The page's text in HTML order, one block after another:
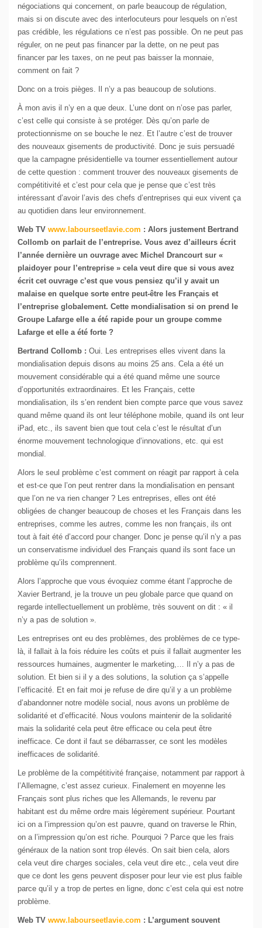
négociations qui concernent, on parle beaucoup de régulation,
mais si on discute avec des interlocuteurs pour lesquels on n’est
pas crédible, les régulations ce n’est pas possible. On ne peut pas
réguler, on ne peut pas financer par la dette, on ne peut pas
financer par les taxes, on ne peut pas baisser la monnaie,
comment on fait ?
Donc on a trois pièges. Il n’y a pas beaucoup de solutions.
À mon avis il n’y en a que deux. L’une dont on n’ose pas parler,
c’est celle qui consiste à se protéger. Dès qu’on parle de
protectionnisme on se bouche le nez. Et l’autre c’est de trouver
des nouveaux gisements de productivité. Donc je suis persuadé
que la campagne présidentielle va tourner essentiellement autour
de cette question : comment trouver des nouveaux gisements de
compétitivité et c’est pour cela que je pense que c’est très
intéressant d’avoir l’avis des chefs d’entreprises qui eux vivent ça
au quotidien dans leur environnement.
Web TV www.labourseetlavie.com : Alors justement Bertrand
Collomb on parlait de l’entreprise. Vous avez d’ailleurs écrit
l’année dernière un ouvrage avec Michel Drancourt sur «
plaidoyer pour l’entreprise » cela veut dire que si vous avez
écrit cet ouvrage c’est que vous pensiez qu’il y avait un
malaise en quelque sorte entre peut-être les Français et
l’entreprise globalement. Cette mondialisation si on prend le
Groupe Lafarge elle a été rapide pour un groupe comme
Lafarge et elle a été forte ?
Bertrand Collomb : Oui. Les entreprises elles vivent dans la
mondialisation depuis disons au moins 25 ans. Cela a été un
mouvement considérable qui a été quand même une source
d’opportunités extraordinaires. Et les Français, cette
mondialisation, ils s’en rendent bien compte parce que vous savez
quand même quand ils ont leur téléphone mobile, quand ils ont leur
iPad, etc., ils savent bien que tout cela c’est le résultat d’un
énorme mouvement technologique d’innovations, etc. qui est
mondial.
Alors le seul problème c’est comment on réagit par rapport à cela
et est-ce que l’on peut rentrer dans la mondialisation en pensant
que l’on ne va rien changer ? Les entreprises, elles ont été
obligées de changer beaucoup de choses et les Français dans les
entreprises, comme les autres, comme les non français, ils ont
tout à fait été d’accord pour changer. Donc je pense qu’il n’y a pas
un conservatisme individuel des Français quand ils sont face un
problème qu’ils comprennent.
Alors l’approche que vous évoquiez comme étant l’approche de
Xavier Bertrand, je la trouve un peu globale parce que quand on
regarde intellectuellement un problème, très souvent on dit : « il
n’y a pas de solution ».
Les entreprises ont eu des problèmes, des problèmes de ce type-
là, il fallait à la fois réduire les coûts et puis il fallait augmenter les
ressources humaines, augmenter le marketing,… Il n’y a pas de
solution. Et bien si il y a des solutions, la solution ça s’appelle
l’efficacité. Et en fait moi je refuse de dire qu’il y a un problème
d’abandonner notre modèle social, nous avons un problème de
solidarité et d’efficacité. Nous voulons maintenir de la solidarité
mais la solidarité cela peut être efficace ou cela peut être
inefficace. Ce dont il faut se débarrasser, ce sont les modèles
inefficaces de solidarité.
Le problème de la compétitivité française, notamment par rapport à
l’Allemagne, c’est assez curieux. Finalement en moyenne les
Français sont plus riches que les Allemands, le revenu par
habitant est du même ordre mais légèrement supérieur. Pourtant
ici on a l’impression qu’on est pauvre, quand on traverse le Rhin,
on a l’impression qu’on est riche. Pourquoi ? Parce que les frais
généraux de la nation sont trop élevés. On sait bien cela, alors
cela veut dire charges sociales, cela veut dire etc., cela veut dire
que ce dont les gens peuvent disposer pour leur vie est plus faible
parce qu’il y a trop de pertes en ligne, donc c’est cela qui est notre
problème.
Web TV www.labourseetlavie.com : L’argument souvent